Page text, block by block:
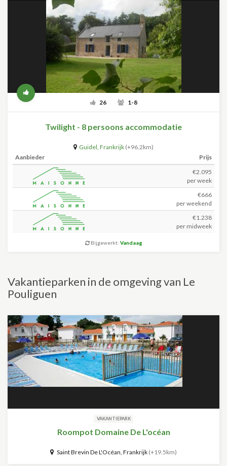
26 1-8
Twilight - 8 persoons accommodatie
Guidel, Frankrijk (+96.2km)
Aanbieder
Prijs
€2.095
per week
€666
per weekend
€1.238
per midweek
Bijgewerkt: Vandaag
Vakantieparken in de omgeving van Le
Pouliguen
VAKANTIEPARK
Roompot Domaine De L'océan
Saint Brevin De L'Océan, Frankrijk (+19.5km)